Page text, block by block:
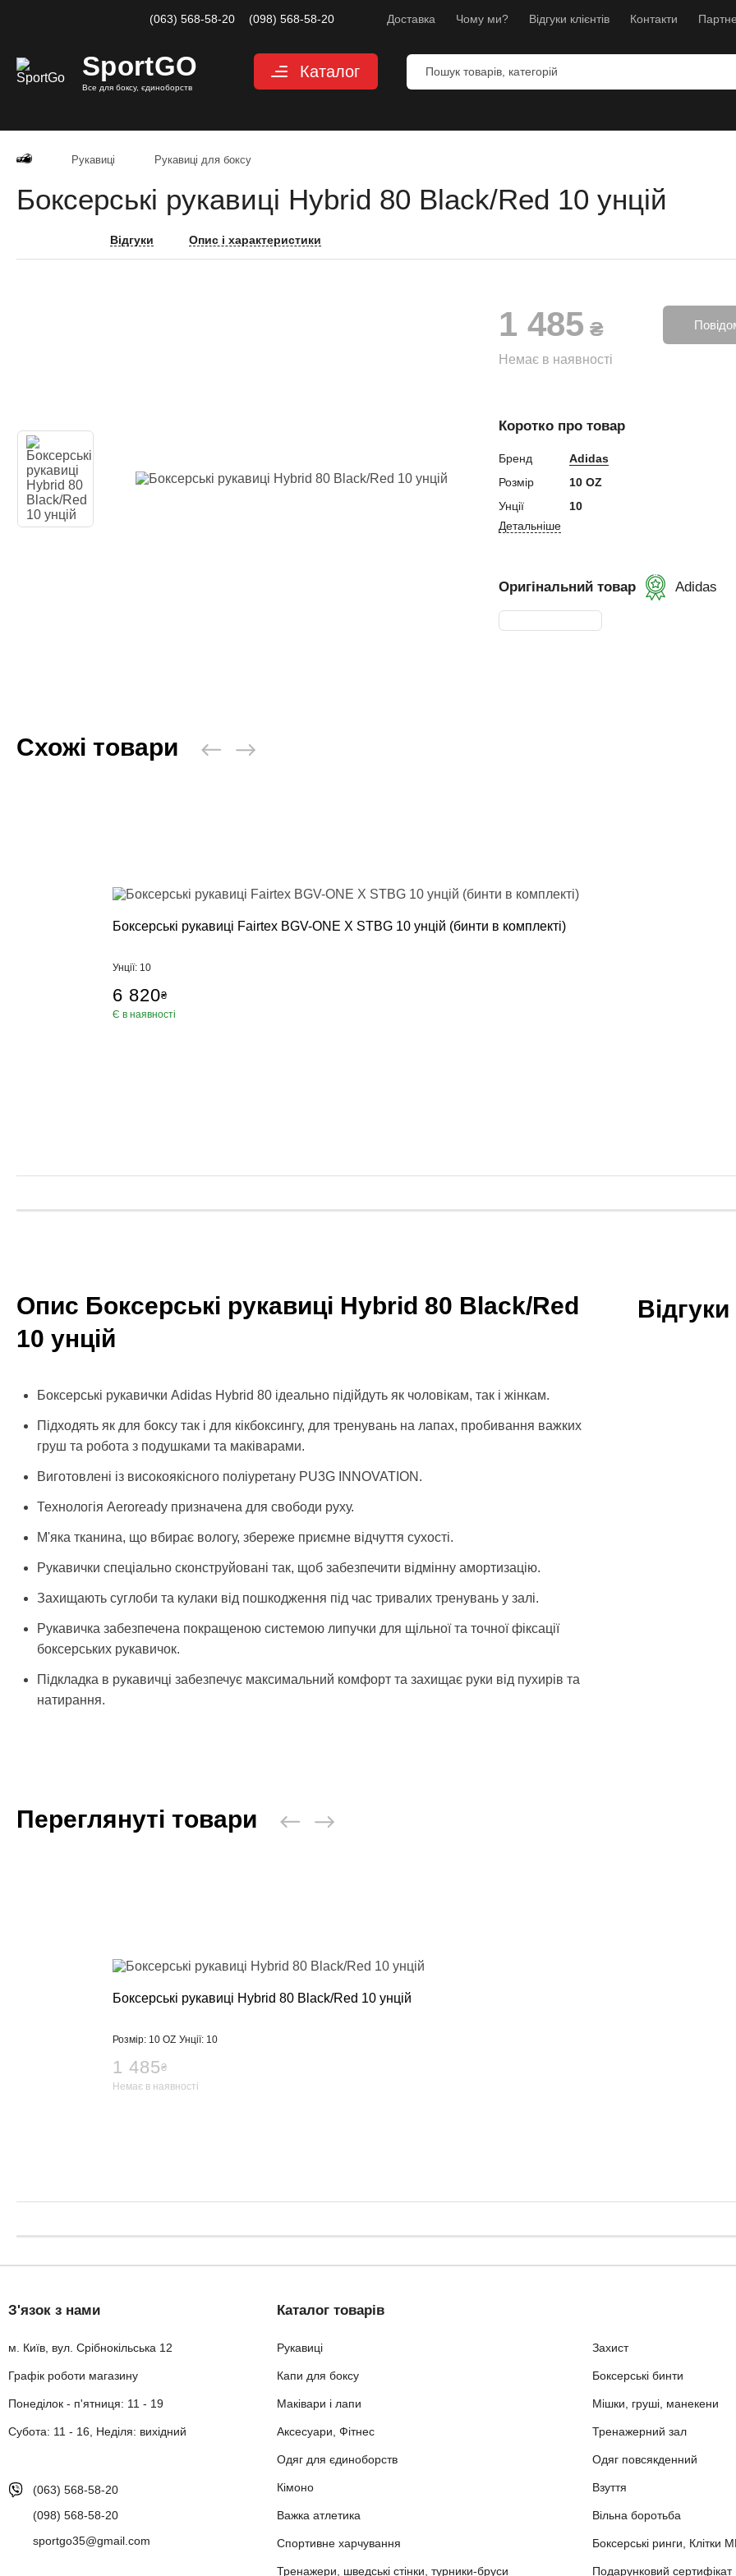
(063) 568-58-20 (098) 568-58-20 Доставка Чому ми? Відгуки клієнтів Контакти
SportGO
Все для боксу, єдиноборств
Каталог
Боксерські бинти
Мішки, груші, манекени
Вільна боротьба
Рукавиці Рукавиці для боксу
Боксерські рукавиці Hybrid 80 Black/Red 10 унцій
Відгуки Опис і характеристики
1 485 ₴
Немає в наявності
Коротко про товар
Бренд
Adidas
Розмір
10 OZ
Унції
10
Детальніше
Оригінальний товар Adidas
Схожі товари
Боксерські рукавиці Fairtex BGV-ONE X STBG 10 унцій (бинти в комплекті)
Унції: 10
6 820₴
Є в наявності
Опис Боксерські рукавиці Hybrid 80 Black/Red
10 унцій
Боксерські рукавички Adidas Hybrid 80 ідеально підійдуть як чоловікам, так і жінкам.
Підходять як для боксу так і для кікбоксингу, для тренувань на лапах, пробивання важких
груш та робота з подушками та маківарами.
Виготовлені із високоякісного поліуретану PU3G INNOVATION.
Технологія Aeroready призначена для свободи руху.
М'яка тканина, що вбирає вологу, збереже приємне відчуття сухості.
Рукавички спеціально сконструйовані так, щоб забезпечити відмінну амортизацію.
Захищають суглоби та кулаки від пошкодження під час тривалих тренувань у залі.
Рукавичка забезпечена покращеною системою липучки для щільної та точної фіксації
боксерських рукавичок.
Підкладка в рукавичці забезпечує максимальний комфорт та захищає руки від пухирів та
натирання.
Відгуки
Переглянуті товари
Боксерські рукавиці Hybrid 80 Black/Red 10 унцій
Розмір: 10 OZ Унції: 10
1 485₴
Немає в наявності
З'язок з нами
м. Київ, вул. Срібнокільська 12
Графік роботи магазину
Понеділок - п'ятниця: 11 - 19
Субота: 11 - 16, Неділя: вихідний
(063) 568-58-20
(098) 568-58-20
sportgo35@gmail.com
Каталог товарів
Рукавиці Захист
Капи для боксу Боксерські бинти
Маківари і лапи Мішки, груші, манекени
Аксесуари, Фітнес Тренажерний зал
Одяг для єдиноборств Одяг повсякденний
Кімоно Взуття
Важка атлетика Вільна боротьба
Спортивне харчування Боксерські ринги, Клітки
Тренажери, шведські стінки, турники-бруси Подарунковий сертифікат